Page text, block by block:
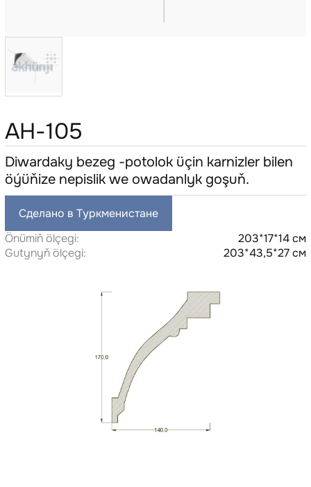
AH-105
Diwardaky bezeg -potolok üçin karnizler bilen
öýüňize nepislik we owadanlyk goşuň.
Сделано в Туркменистане
Önümiň ölçegi:
203*17*14 см
Gutynyň ölçegi:
203*43,5*27 см